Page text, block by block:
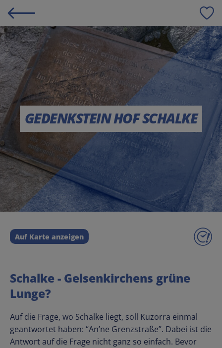
GEDENKSTEIN HOF SCHALKE
Auf Karte anzeigen
Schalke - Gelsenkirchens grüne
Lunge?
Auf die Frage, wo Schalke liegt, soll Kuzorra einmal
geantwortet haben: “An’ne Grenzstraße”. Dabei ist die
Antwort auf die Frage nicht ganz so einfach. Bevor